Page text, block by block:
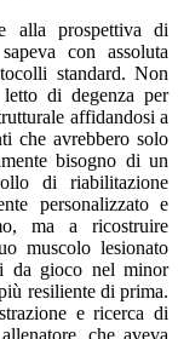
alla prospettiva di
con assoluta
standard. Non
letto di degenza per
affidandosi a
che avrebbero solo
bisogno di un
di riabilitazione
personalizzato e
ma a ricostruire
muscolo lesionato
da gioco nel minor
resiliente di prima.
e ricerca di
che aveva